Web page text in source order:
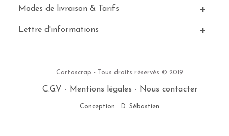
Modes de livraison & Tarifs
Lettre d'informations
Cartoscrap - Tous droits réservés © 2019
C.G.V - Mentions légales - Nous contacter
Conception : D. Sébastien